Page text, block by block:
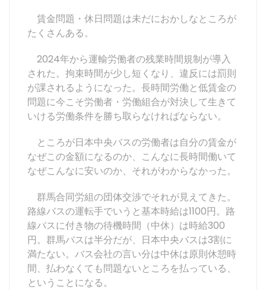
賃金問題・休日問題は未だにおかしなところが
たくさんある。
2024年から運輸労働者の残業時間規制が導入
された。拘束時間が少し短くなり、違反には罰則
が課されるようになった。長時間労働と低賃金の
問題に今こそ労働者・労働組合が対決して生きて
いける労働条件を勝ち取らなければならない。
ところが日本中央バスの労働者は自分の賃金が
なぜこの金額になるのか、こんなに長時間働いて
なぜこんなに安いのか、それがわからなかった。
群馬合同労組の団体交渉でそれが見えてきた。
路線バスの運転手でいうと基本時給は1100円。路
線バスに付き物の待機時間（中休）は時給300
円。群馬バスは半分だが、日本中央バスは3割に
満たない。バス会社の言い分は中休は原則休憩時
間、払わなくても問題ないところを払っている、
ということになる。